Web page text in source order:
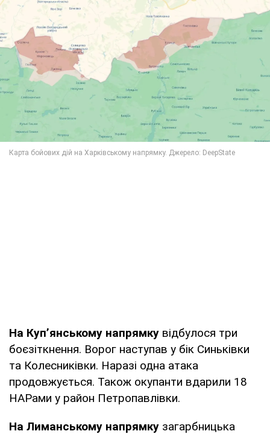
На Куп’янському напрямку відбулося три
боєзіткнення. Ворог наступав у бік Синьківки
та Колесниківки. Наразі одна атака
продовжується. Також окупанти вдарили 18
НАРами у район Петропавлівки.
На Лиманському напрямку загарбницька